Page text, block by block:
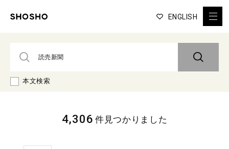
ENGLISH
本文検索
4,306 件見つかりました